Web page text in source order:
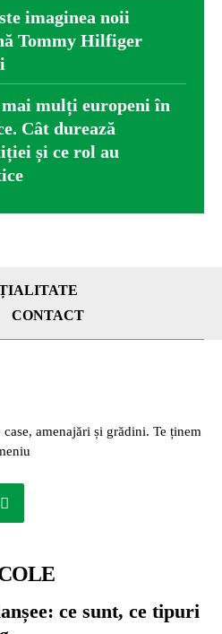
imaginea noii
Tommy Hilfiger
mai mulți europeni în
Cât durează
și ce rol au
CONTACT
amenajări și grădini. Te ținem
ce sunt, ce tipuri